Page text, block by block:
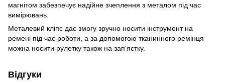
магнітом забезпечує надійне зчеплення з металом під час
вимірювань.
Металевий кліпс дає змогу зручно носити інструмент на
ремені під час роботи, а за допомогою тканинного ремінця
можна носити рулетку також на зап'ястку.
Відгуки